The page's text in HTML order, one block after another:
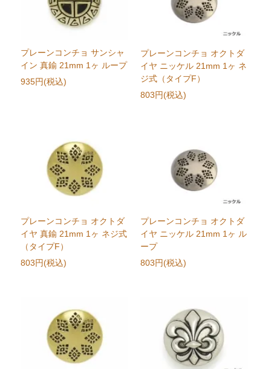
プレーンコンチョ サンシャ
イン 真鍮 21mm 1ヶ ループ
935円(税込)
プレーンコンチョ オクトダ
イヤ ニッケル 21mm 1ヶ ネ
ジ式（タイプF）
803円(税込)
プレーンコンチョ オクトダ
イヤ 真鍮 21mm 1ヶ ネジ式
（タイプF）
803円(税込)
プレーンコンチョ オクトダ
イヤ ニッケル 21mm 1ヶ ル
ープ
803円(税込)